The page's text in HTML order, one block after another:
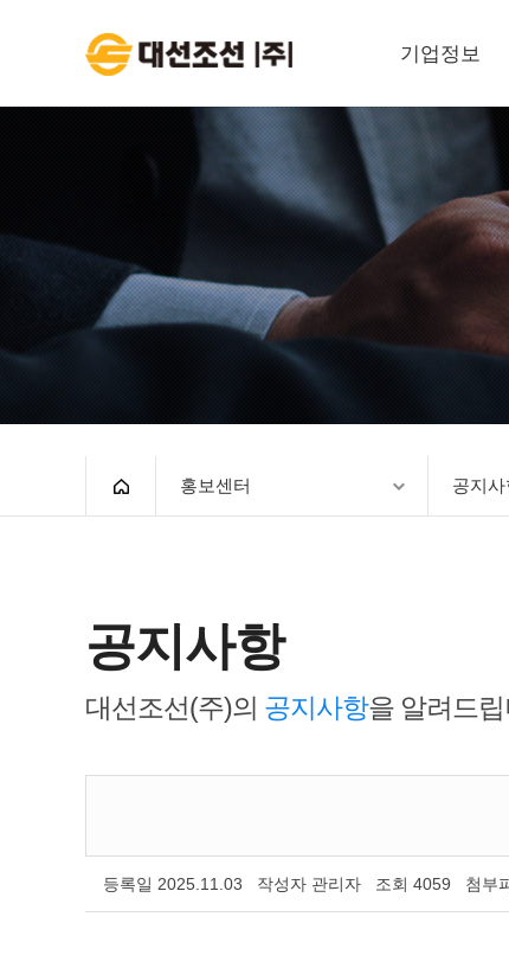
기업정보
회사개요
경영이념
윤리경영
계열사
홍보센터 공지
공지사항
대선조선(주)의 공지사항을 알려드
등록일 2025.11.03 작성자 관리자 조회 4059 첨부